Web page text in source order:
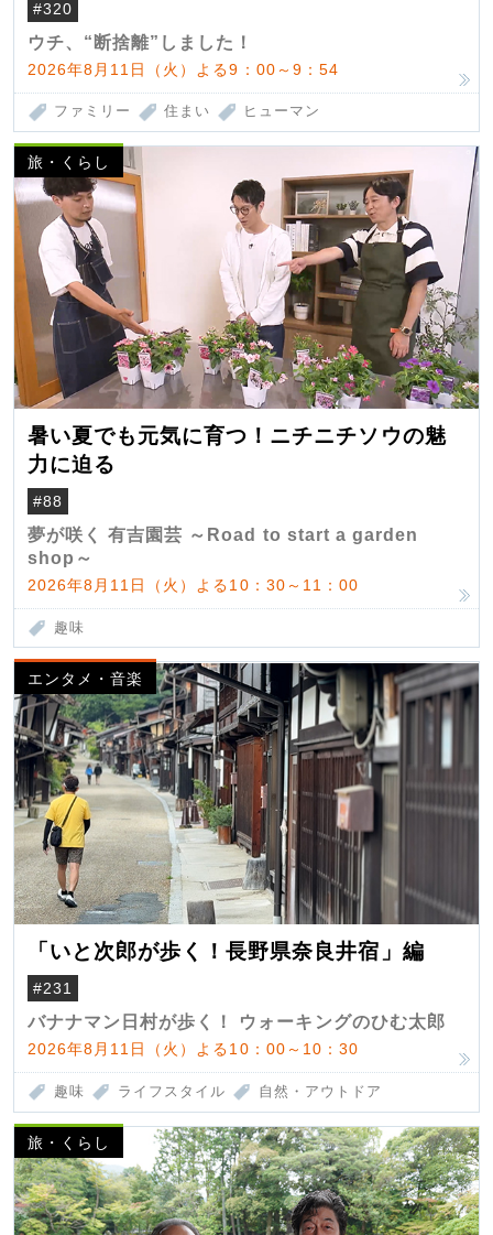
#320
ウチ、“断捨離”しました！
2026年8月11日（火）よる9：00～9：54
ファミリー 住まい ヒューマン
旅・くらし
暑い夏でも元気に育つ！ニチニチソウの魅
力に迫る
#88
夢が咲く 有吉園芸 ～Road to start a garden
shop～
2026年8月11日（火）よる10：30～11：00
趣味
エンタメ・音楽
「いと次郎が歩く！長野県奈良井宿」編
#231
バナナマン日村が歩く！ ウォーキングのひむ太郎
2026年8月11日（火）よる10：00～10：30
趣味 ライフスタイル 自然・アウトドア
旅・くらし